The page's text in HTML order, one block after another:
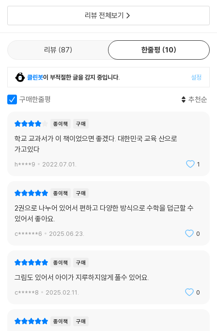
핀란드의 교육 제도는 그동안 국제 사회에서 큰 주목을 받아 왔습니다. 이
번에 출간되어 국내에 소개되는 『핀란드 수학 교과서』는 스스로 공부하는
운 내용을 반복하여 충분히 익힐 수 있도록 구성되어 학생이 흥미를 갖고
스스로 탐구하며 수학에 대한 재미를 느낄 수 있을 것으로 기대합니다.
게 깨닫게 하고, 논리적 사고를 유도하는 문제들로 학생들이 수학에 흥미
리나라에 번역되어 출판하게 된 것을 두 팔 벌려 환영하며, 학생들이 수학
을 즐겁게 공부하게 될 것이라 생각하여 감히 추천하는 바입니다.
-하동우(민족사관고등학교 수학 교사)
『핀란드 수학 교과서』를 통해 흥미와 호기심을 유지하며 수학 개념을 스스
도와 습관이 형성된다면 학생들이 수학에 쏟는 노력과 시간이 높은 수준의
창의적 문제 해결력이라는 성취로 이어질 것입니다.
-손재호(KAGE영재교육학술원 동탄본원장)
수학은 언어, 그림, 색깔, 그래프, 방정식 등으로 다양하게 표현하는 의사
높아지는데, 안타깝게도 우리나라 교육 환경에서는 수학이 의사소통임을
인지하기 어렵습니다. 수학 교육 과정이 수직적으로 배열되어 있기 때문입
확장, 반복되고, 아이들은 넓고 깊게 스며들 듯이 개념을 이해할 수 있습니
-정유숙(쑥샘TV 운영자)
육하고 있는 핀란드의 교육방식으로만들어진 교재
리뷰 전체보기
리뷰 87 한줄평 10
클린봇이 부적절한 글을 감지 중입니다. 설정
구매한줄평 추천순
종이책 구매
학교 교과서가 이 책이었으면 좋겠다. 대한민국 교육 산으로
가고있다
h****9 2022.07.01. 1
종이책 구매
2권으로 나누어 있어서 편하고 다양한 방식으로 수학을 덥근할 수
있어서 좋아요.
c******6 2025.06.23. 0
종이책 구매
그림도 있어서 아이가 지루하지않게 풀수 있어요.
c*****8 2025.02.11. 0
종이책 구매